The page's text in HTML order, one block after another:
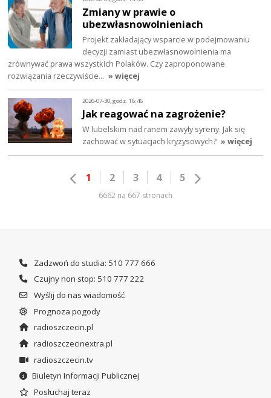
Zmiany w prawie o
ubezwłasnowolnieniach
Projekt zakładający wsparcie w podejmowaniu
decyzji zamiast ubezwłasnowolnienia ma
zrównywać prawa wszystkich Polaków. Czy zaproponowane
rozwiązania rzeczywiście… » więcej
2026-07-30, godz. 16:46
Jak reagować na zagrożenie?
W lubelskim nad ranem zawyły syreny. Jak się
zachować w sytuacjach kryzysowych? » więcej
1 2 3 4 5
6662 na 667 stronach
Zadzwoń do studia: 510 777 666
Czujny non stop: 510 777 222
Wyślij do nas wiadomość
Prognoza pogody
radioszczecin.pl
radioszczecinextra.pl
radioszczecin.tv
Biuletyn Informacji Publicznej
Posłuchaj teraz